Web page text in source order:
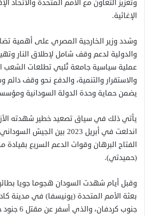
وتعزيز التعاون مع الأمم المتحدة والاتحاد
الإغاثية.
وشدد وزير الخارجية المصري على أهمية
والدولية لدعم وقف شامل لإطلاق النار
عملية سياسية جامعة تُلبي تطلعات الشعب
والاستقرار والتنمية، والدفع نحو وقف دائم
يضمن حماية وحدة الدولة السودانية
يأتي ذلك في سياق تصعيد خطير شهدته
اندلعت في أبريل 2023 بين
الفتاح البرهان وقوات الدعم السريع
(حميدتي).
وقبل أيام شهدت السودان هجوما جويا
بعثة الأمم المتحدة (يونيسفا) في مدينة
جنوب